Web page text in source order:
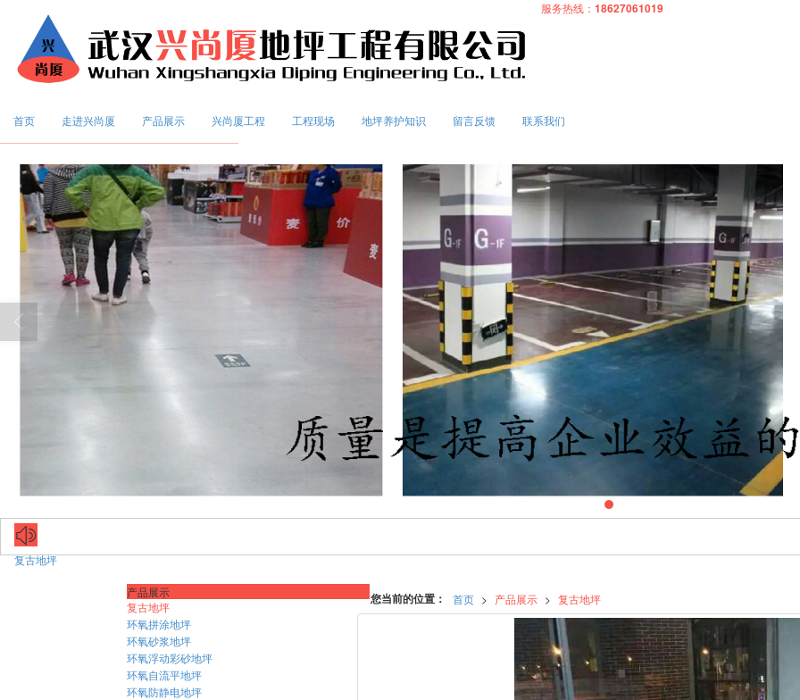
服务热线： 18627061019
首页 走进兴尚厦 产品展示 兴尚厦工程 工程现场 地坪养护知识 留言反馈 联系我们
复古地坪
您当前的位置： 首页 > 产品展示 > 复古地坪
产品展示
复古地坪
环氧拼涂地坪
环氧砂浆地坪
环氧浮动彩砂地坪
环氧自流平地坪
环氧防静电地坪